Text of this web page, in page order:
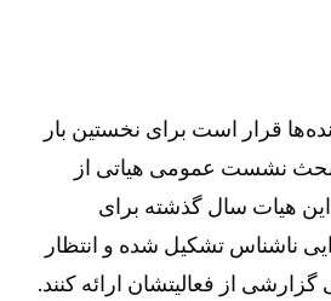
قرار است برای نخستین بار
نشست عمومی هیاتی از
این هیات سال گذشته برای
ناشناس تشکیل شده و انتظار
از فعالیتشان ارائه کنند.